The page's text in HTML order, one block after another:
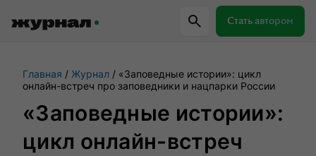
Стать автором
Самое важное Куда поехать
Главная Журнал
«Заповедные истории»: цикл
онлайн-встреч про заповедники и нацпарки России
«Заповедные истории»:
цикл онлайн-встреч